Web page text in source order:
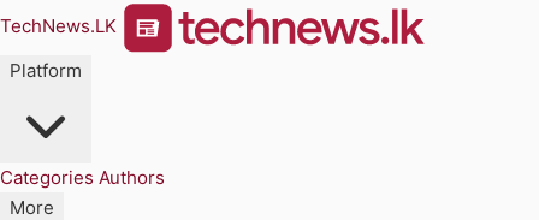
TechNews.LK
Platform
Categories Authors
More